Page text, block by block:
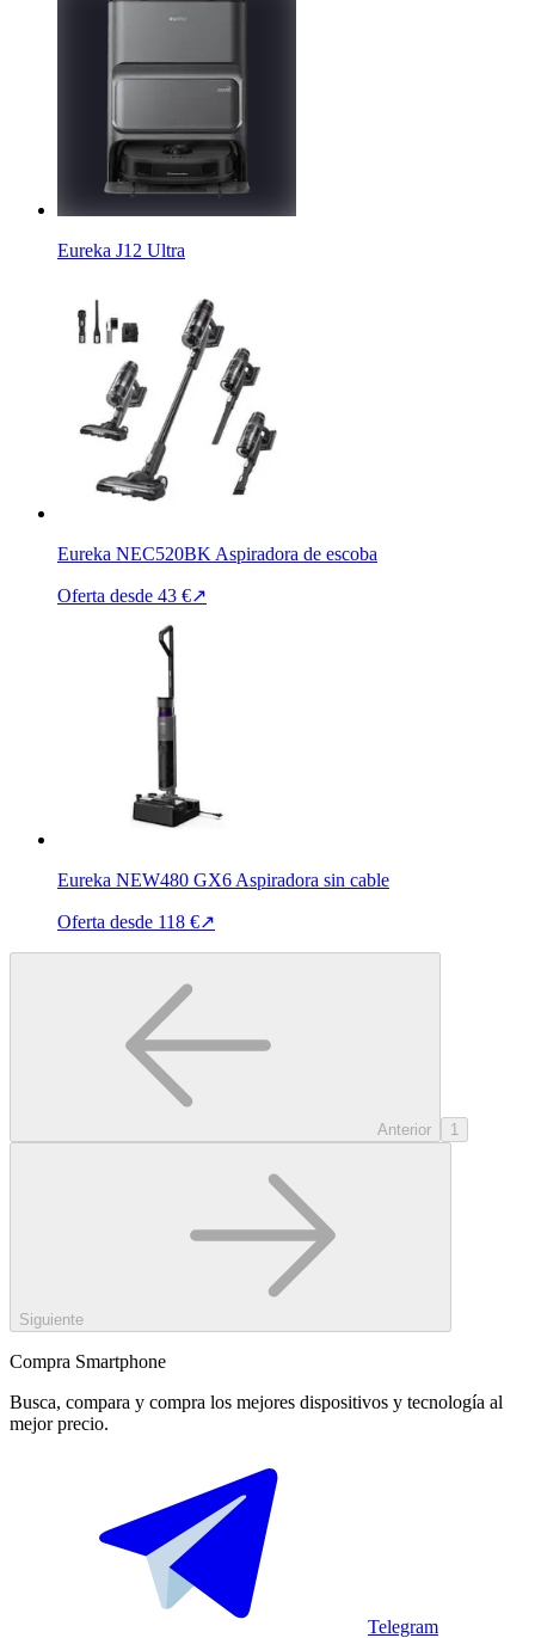
Eureka J12 Ultra
Eureka NEC520BK Aspiradora de escoba
Oferta desde 43 €↗
Eureka NEW480 GX6 Aspiradora sin cable
Oferta desde 118 €↗
Anterior 1
Siguiente
Compra Smartphone
Busca, compara y compra los mejores dispositivos y tecnología al
mejor precio.
Telegram